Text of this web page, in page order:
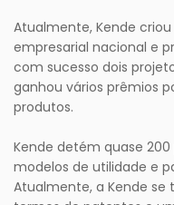
Atualmente, Kende
empresarial nacional e
com sucesso dois
ganhou vários prêmios
produtos.
Kende detém quase
modelos de utilidade e
Atualmente, a Kende